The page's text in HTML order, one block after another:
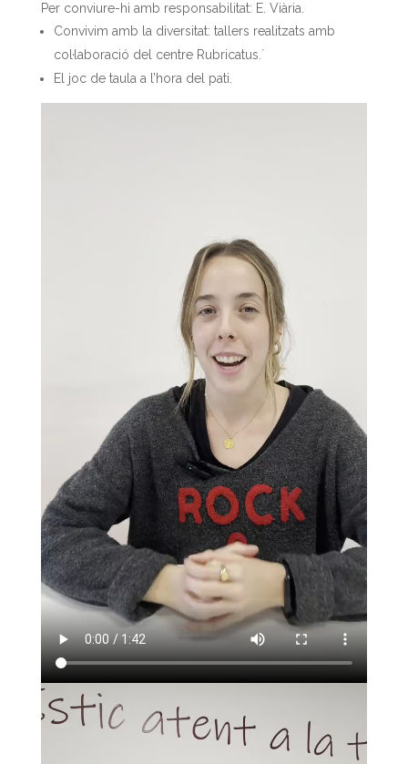
Per conviure-hi amb responsabilitat: E. Viària.
Convivim amb la diversitat: tallers realitzats amb
col·laboració del centre Rubricatus.`
El joc de taula a l’hora del pati.